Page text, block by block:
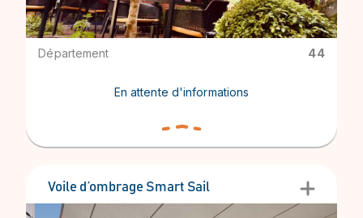
Département 44
En attente d'informations
Voile d’ombrage Smart Sail